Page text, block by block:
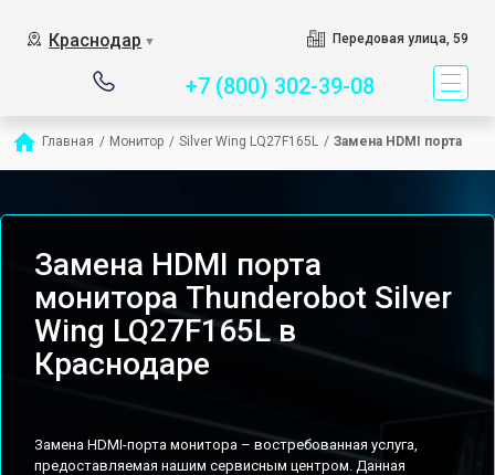
Краснодар ▼ Передовая улица, 59
+7 (800) 302-39-08
Главная / Монитор / Silver Wing LQ27F165L / Замена HDMI порта
Замена HDMI порта
монитора Thunderobot Silver
Wing LQ27F165L в
Краснодаре
Замена HDMI-порта монитора – востребованная услуга,
предоставляемая нашим сервисным центром. Данная